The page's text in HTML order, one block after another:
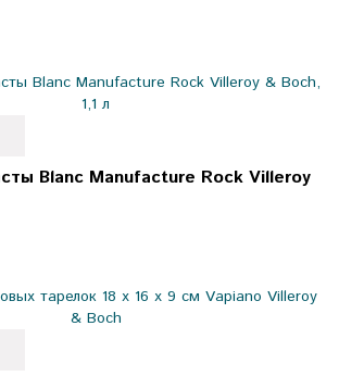
Blanc Manufacture Rock Villeroy